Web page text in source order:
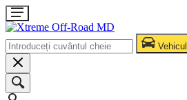
Vehicul